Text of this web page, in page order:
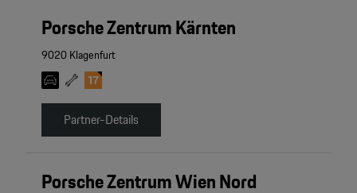
Porsche Zentrum Kärnten
9020 Klagenfurt
Partner-Details
Porsche Zentrum Wien Nord